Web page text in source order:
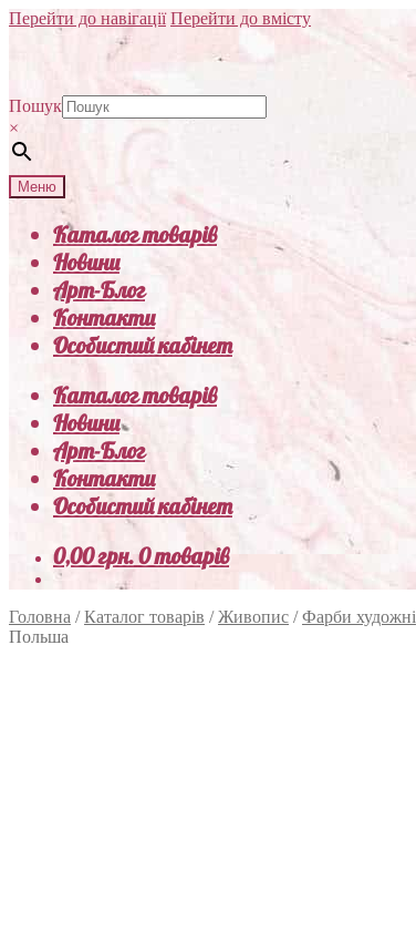
Перейти до навігації Перейти до вмісту
Пошук
×
Меню
Каталог товарів
Новини
Арт-Блог
Контакти
Особистий кабінет
Каталог товарів
Новини
Арт-Блог
Контакти
Особистий кабінет
0,00грн.0 товарів
Головна /Каталог товарів /Живопис /Фарби художні
Польша